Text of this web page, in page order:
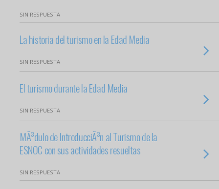
SIN RESPUESTA
La historia del turismo en la Edad Media
SIN RESPUESTA
El turismo durante la Edad Media
SIN RESPUESTA
MÃ³dulo de IntroducciÃ³n al Turismo de la
ESNOC con sus actividades resueltas
SIN RESPUESTA